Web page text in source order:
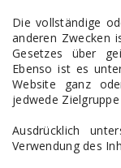
Die vollständige
anderen Zwecken
Gesetzes über
Ebenso ist es
Website ganz
jedwede
Ausdrücklich
Verwendung des